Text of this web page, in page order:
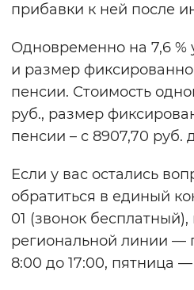
прибавки к ней после
Одновременно на 7,6
и размер
пенсии. Стоимость
руб., размер
пенсии – с 8907,70 руб.
Если у вас остались
обратиться в единый
01 (звонок
региональной линии —
8:00 до 17:00, пятница —